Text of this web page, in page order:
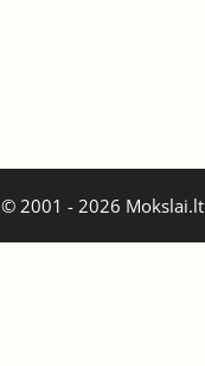
© 2001 - 2026 Mokslai.lt